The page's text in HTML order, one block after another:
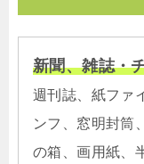
新聞、雑誌・
週刊誌、紙ファ
ンフ、窓明封筒
の箱、画用紙、